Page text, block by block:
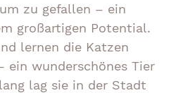
zu gefallen – ein
großartigen Potential.
lernen die Katzen
ein wunderschönes Tier
lag sie in der Stadt